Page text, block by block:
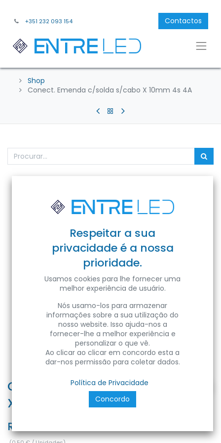
+351 232 093 154 Contactos
Shop
Conect. Emenda c/solda s/cabo X 10mm 4s 4A
Conect. Emenda c/solda s/cabo
X 10mm 4s 4A
Ref:
Respeitar a sua
privacidade é a nossa
prioridade.
Usamos cookies para lhe fornecer uma
melhor experiência de usuário.
Nós usamo-los para armazenar
informações sobre a sua utilização do
nosso website. Isso ajuda-nos a
fornecer-lhe a melhor experiência e
personalizar o que vê.
Ao clicar ao clicar em concordo esta a
dar-nos permissão para coletar dados.
Política de Privacidade
Concordo